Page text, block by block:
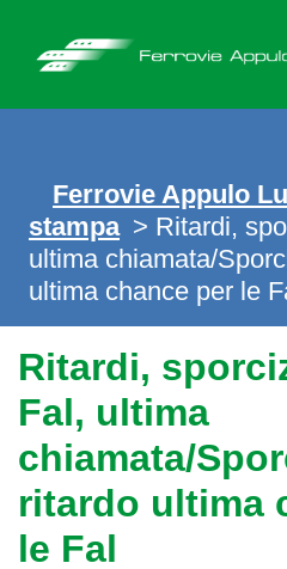
content
Ferrovie Appulo
stampa > Ritardi,
ultima chiamata/
ultima chance per le
Ritardi,
Fal, ultima
chiamata/
ritardo ultima
le Fal